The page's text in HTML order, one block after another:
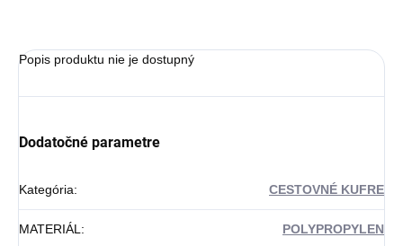
Popis produktu nie je dostupný
Dodatočné parametre
Kategória: CESTOVNÉ KUFRE
MATERIÁL: POLYPROPYLEN